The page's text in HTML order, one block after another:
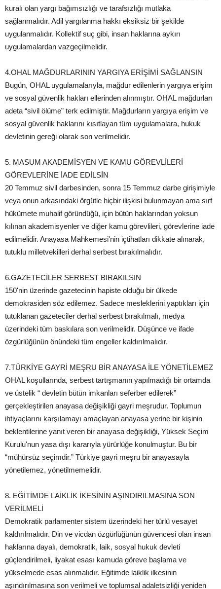
kuralı olan yargı bağımsızlığı ve tarafsızlığı mutlaka
sağlanmalıdır. Adil yargılanma hakkı eksiksiz bir şekilde
uygulanmalıdır. Kollektif suç gibi, insan haklarına aykırı
uygulamalardan vazgeçilmelidir.
4.OHAL MAĞDURLARININ YARGIYA ERİŞİMİ SAĞLANSIN
Bugün, OHAL uygulamalarıyla, mağdur edilenlerin yargıya erişim
ve sosyal güvenlik hakları ellerinden alınmıştır. OHAL mağdurları
adeta “sivil ölüme” terk edilmiştir. Mağdurların yargıya erişim ve
sosyal güvenlik haklarını kısıtlayan tüm uygulamalara, hukuk
devletinin gereği olarak son verilmelidir.
5. MASUM AKADEMİSYEN VE KAMU GÖREVLİLERİ
GÖREVLERİNE İADE EDİLSİN
20 Temmuz sivil darbesinden, sonra 15 Temmuz darbe girişimiyle
veya onun arkasındaki örgütle hiçbir ilişkisi bulunmayan ama sırf
hükümete muhalif göründüğü, için bütün haklarından yoksun
kılınan akademisyenler ve diğer kamu görevlileri, görevlerine iade
edilmelidir. Anayasa Mahkemesi'nin içtihatları dikkate alınarak,
tutuklu milletvekilleri derhal serbest bırakılmalıdır.
6.GAZETECİLER SERBEST BIRAKILSIN
150'nin üzerinde gazetecinin hapiste olduğu bir ülkede
demokrasiden söz edilemez. Sadece mesleklerini yaptıkları için
tutuklanan gazeteciler derhal serbest bırakılmalı, medya
üzerindeki tüm baskılara son verilmelidir. Düşünce ve ifade
özgürlüğünün önündeki tüm engeller kaldırılmalıdır.
7.TÜRKİYE GAYRİ MEŞRU BİR ANAYASA İLE YÖNETİLEMEZ
OHAL koşullarında, serbest tartışmanın yapılmadığı bir ortamda
ve üstelik “ devletin bütün imkanları seferber edilerek”
gerçekleştirilen anayasa değişikliği gayri meşrudur. Toplumun
ihtiyaçlarını karşılamayı amaçlayan anayasa yerine bir kişinin
beklentilerine yanıt veren bir anayasa değişikliği, Yüksek Seçim
Kurulu'nun yasa dışı kararıyla yürürlüğe konulmuştur. Bu bir
“mühürsüz seçimdir.” Türkiye gayri meşru bir anayasayla
yönetilemez, yönetilmemelidir.
8. EĞİTİMDE LAİKLİK İKESİNİN AŞINDIRILMASINA SON
VERİLMELİ
Demokratik parlamenter sistem üzerindeki her türlü vesayet
kaldırılmalıdır. Din ve vicdan özgürlüğünün güvencesi olan insan
haklarına dayalı, demokratik, laik, sosyal hukuk devleti
güçlendirilmeli, liyakat esası kamuda göreve başlama ve
yükselmede esas alınmalıdır. Eğitimde laiklik ilkesinin
aşındırılmasına son verilmeli ve toplumsal adaletsizliği yeniden